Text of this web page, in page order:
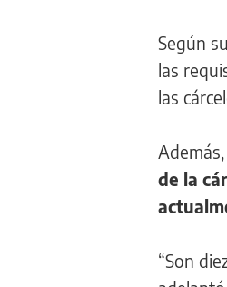
Según
las
las
de la
“Son